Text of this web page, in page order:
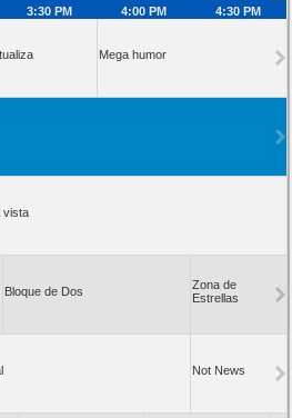
3:30 PM 4:00 PM
4:30 PM
Mega humor
vista
Bloque de Dos
Zona de
Estrellas
Not News